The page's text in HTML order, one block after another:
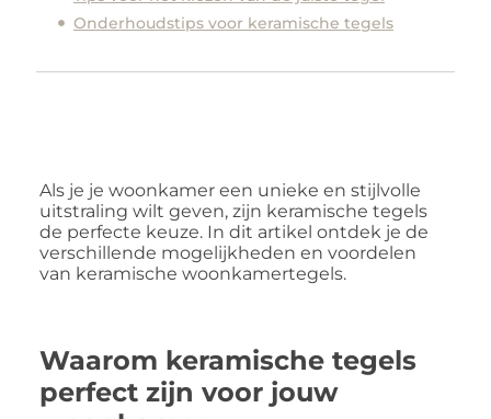
Onderhoudstips voor keramische tegels
Als je je woonkamer een unieke en stijlvolle
uitstraling wilt geven, zijn keramische tegels
de perfecte keuze. In dit artikel ontdek je de
verschillende mogelijkheden en voordelen
van keramische woonkamertegels.
Waarom keramische tegels
perfect zijn voor jouw